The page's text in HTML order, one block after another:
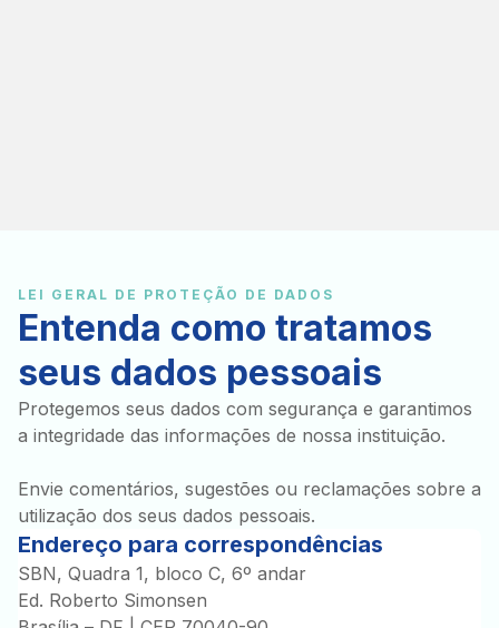
LEI GERAL DE PROTEÇÃO DE DADOS
Entenda como tratamos
seus dados pessoais
Protegemos seus dados com segurança e garantimos
a integridade das informações de nossa instituição.
Envie comentários, sugestões ou reclamações sobre a
utilização dos seus dados pessoais.
Endereço para correspondências
SBN, Quadra 1, bloco C, 6º andar
Ed. Roberto Simonsen